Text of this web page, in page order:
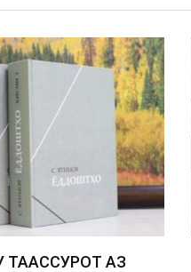
ТААССУРОТ АЗ